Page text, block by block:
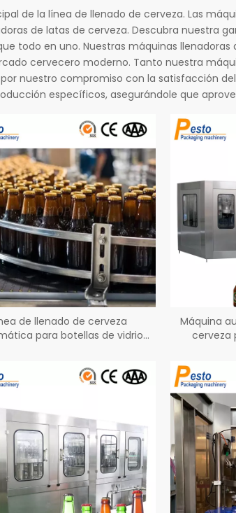
de la línea de llenado de cerveza. Las
de latas de cerveza. Descubra nuestra
todo en uno. Nuestras máquinas
cervecero moderno. Tanto nuestra
nuestro compromiso con la satisfacción
específicos, asegurándole que
de llenado de cerveza
para botellas de vidrio
Máquina
cerveza